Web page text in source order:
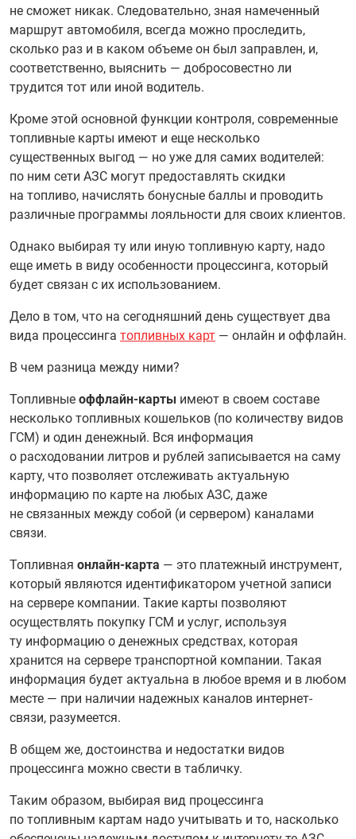
не сможет никак. Следовательно, зная намеченный
маршрут автомобиля, всегда можно проследить,
сколько раз и в каком объеме он был заправлен, и,
соответственно, выяснить — добросовестно ли
трудится тот или иной водитель.
Кроме этой основной функции контроля, современные
топливные карты имеют и еще несколько
существенных выгод — но уже для самих водителей:
по ним сети АЗС могут предоставлять скидки
на топливо, начислять бонусные баллы и проводить
различные программы лояльности для своих клиентов.
Однако выбирая ту или иную топливную карту, надо
еще иметь в виду особенности процессинга, который
будет связан с их использованием.
Дело в том, что на сегодняшний день существует два
вида процессинга топливных карт — онлайн и оффлайн.
В чем разница между ними?
Топливные оффлайн-карты имеют в своем составе
несколько топливных кошельков (по количеству видов
ГСМ) и один денежный. Вся информация
о расходовании литров и рублей записывается на саму
карту, что позволяет отслеживать актуальную
информацию по карте на любых АЗС, даже
не связанных между собой (и сервером) каналами
связи.
Топливная онлайн-карта — это платежный инструмент,
который являются идентификатором учетной записи
на сервере компании. Такие карты позволяют
осуществлять покупку ГСМ и услуг, используя
ту информацию о денежных средствах, которая
хранится на сервере транспортной компании. Такая
информация будет актуальна в любое время и в любом
месте — при наличии надежных каналов интернет-
связи, разумеется.
В общем же, достоинства и недостатки видов
процессинга можно свести в табличку.
Таким образом, выбирая вид процессинга
по топливным картам надо учитывать и то, насколько